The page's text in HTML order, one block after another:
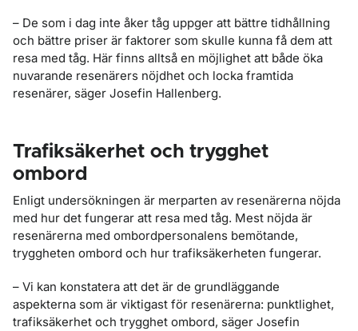
– De som i dag inte åker tåg uppger att bättre tidhållning
och bättre priser är faktorer som skulle kunna få dem att
resa med tåg. Här finns alltså en möjlighet att både öka
nuvarande resenärers nöjdhet och locka framtida
resenärer, säger Josefin Hallenberg.
Trafiksäkerhet och trygghet
ombord
Enligt undersökningen är merparten av resenärerna nöjda
med hur det fungerar att resa med tåg. Mest nöjda är
resenärerna med ombordpersonalens bemötande,
tryggheten ombord och hur trafiksäkerheten fungerar.
– Vi kan konstatera att det är de grundläggande
aspekterna som är viktigast för resenärerna: punktlighet,
trafiksäkerhet och trygghet ombord, säger Josefin